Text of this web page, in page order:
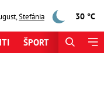
,Štefánia 30 °C
ŠPORT